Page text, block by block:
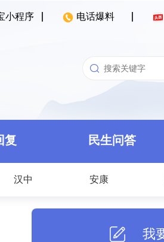
小程序 电话爆料
复 民生问答
汉中 安康
我